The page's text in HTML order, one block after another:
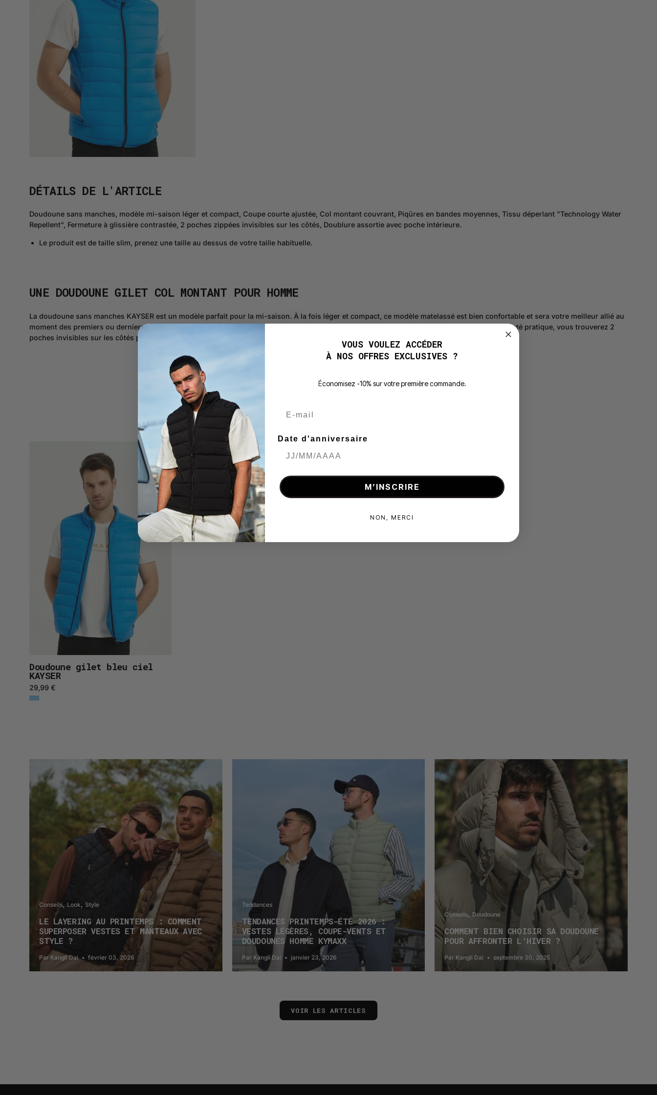
DÉTAILS DE L'ARTICLE
Doudoune sans manches, modèle mi-saison léger et compact, Coupe courte ajustée, Col montant couvrant, Piqûres en bandes moyennes, Tissu déperlant "Technology Water
Repellent", Fermeture à glissière contrastée, 2 poches zippées invisibles sur les côtés, Doublure assortie avec poche intérieure.
Le produit est de taille slim, prenez une taille au dessus de votre taille habituelle.
UNE DOUDOUNE GILET COL MONTANT POUR HOMME
La doudoune sans manches KAYSER est un modèle parfait pour la mi-saison. À la fois léger et compact, ce modèle matelassé est bien confortable et sera votre meilleur allié au
moment des premiers ou derniers frimas. Avec son tissu déperlant, la doudoune KAYSER vous protégera aussi des premières pluies. Pour le coté pratique, vous trouverez 2
poches invisibles sur les côtés pour ranger vos affaires.
RÉCEMMENT CONSULTÉ
Doudoune
gilet
bleu
ciel
KAYSER
Doudoune gilet bleu ciel
KAYSER
29,99 €
Conseils Look Style
LE LAYERING AU PRINTEMPS : COMMENT
SUPERPOSER VESTES ET MANTEAUX AVEC
STYLE ?
Par Kangli Dai février 03, 2026
Tendances
TENDANCES PRINTEMPS-ÉTÉ 2026 :
VESTES LÉGÈRES, COUPE-VENTS ET
DOUDOUNES HOMME KYMAXX
Par Kangli Dai janvier 23, 2026
Conseils Doudoune
COMMENT BIEN CHOISIR SA DOUDOUNE
POUR AFFRONTER L’HIVER ?
Par Kangli Dai septembre 30, 2025
VOIR LES ARTICLES
VOUS VOULEZ ACCÉDER
À NOS OFFRES EXCLUSIVES ?
Économisez -10% sur votre première commande.
Date d'anniversaire
M’INSCRIRE
NON, MERCI